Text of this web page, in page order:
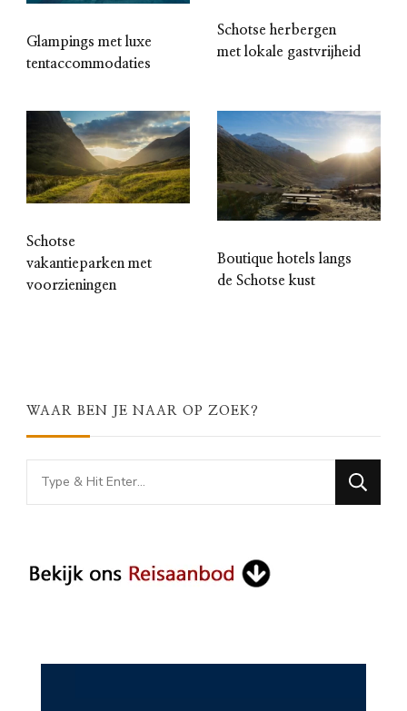
Glampings met luxe
tentaccommodaties
Schotse herbergen
met lokale gastvrijheid
Schotse
vakantieparken met
voorzieningen
Boutique hotels langs
de Schotse kust
WAAR BEN JE NAAR OP ZOEK?
Looking
for